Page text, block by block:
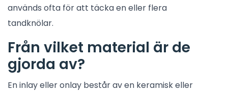
används ofta för att täcka en eller flera
tandknölar.
Från vilket material är de
gjorda av?
En inlay eller onlay består av en keramisk eller